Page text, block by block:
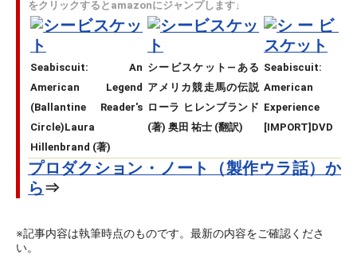
をクリックするとamazonにジャンプします↓
Seabiscuit: An
American Legend
(Ballantine Reader's
Circle)Laura
Hillenbrand (著)
シービスケット―ある
アメリカ競走馬の伝説
ローラ ヒレンブランド
(著) 奥田 祐士 (翻訳)
Seabiscuit:
American
Experience
[IMPORT]DVD
プロダクション・ノート（製作ウラ話）か
ら⇒
※記事内容は執筆時点のものです。最新の内容をご確認くださ
い。